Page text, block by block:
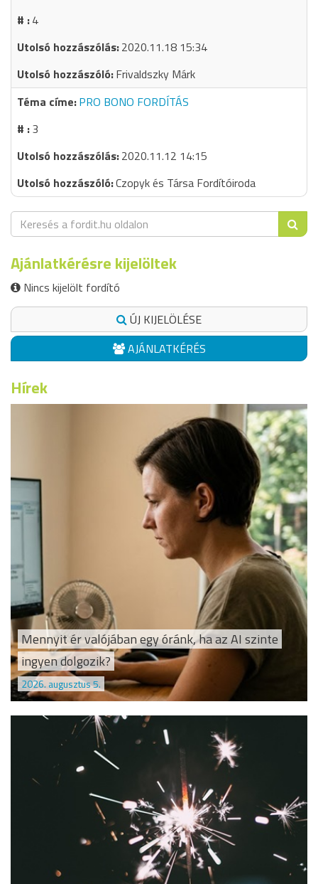
4
2020.11.18 15:34
Frivaldszky Márk
PRO BONO FORDÍTÁS
3
2020.11.12 14:15
Czopyk és Társa Fordítóiroda
Ajánlatkérésre kijelöltek
Nincs kijelölt fordító
ÚJ KIJELÖLÉSE
AJÁNLATKÉRÉS
Hírek
Mennyit ér valójában egy óránk, ha az AI szinte
ingyen dolgozik?
2026. augusztus 5.